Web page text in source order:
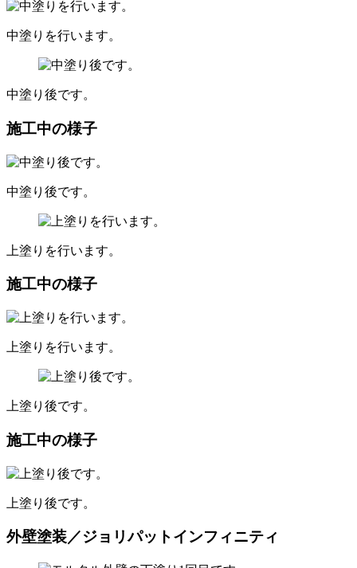
中塗りを行います。
中塗り後です。
施工中の様子
中塗り後です。
上塗りを行います。
施工中の様子
上塗りを行います。
上塗り後です。
施工中の様子
上塗り後です。
外壁塗装／ジョリパットインフィニティ